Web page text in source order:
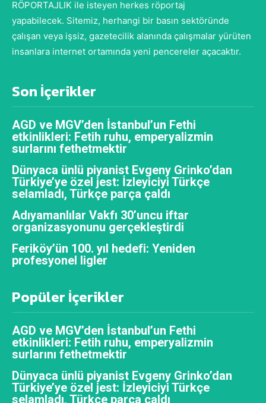
RÖPORTAJLIK ile isteyen herkes röportaj
yapabilecek. Sitemiz, herhangi bir basın sektöründe
çalışan veya işsiz, gazetecilik alanında çalışmalar yürüten
insanlara internet ortamında yeni pencereler açacaktır.
Son İçerikler
AGD ve MGV’den İstanbul’un Fethi
etkinlikleri: Fetih ruhu, emperyalizmin
surlarını fethetmektir
Dünyaca ünlü piyanist Evgeny Grinko’dan
Türkiye’ye özel jest: İzleyiciyi Türkçe
selamladı, Türkçe parça çaldı
Adıyamanlılar Vakfı 30’uncu iftar
organizasyonunu gerçekleştirdi
Feriköy’ün 100. yıl hedefi: Yeniden
profesyonel ligler
Popüler İçerikler
AGD ve MGV’den İstanbul’un Fethi
etkinlikleri: Fetih ruhu, emperyalizmin
surlarını fethetmektir
Dünyaca ünlü piyanist Evgeny Grinko’dan
Türkiye’ye özel jest: İzleyiciyi Türkçe
selamladı, Türkçe parça çaldı